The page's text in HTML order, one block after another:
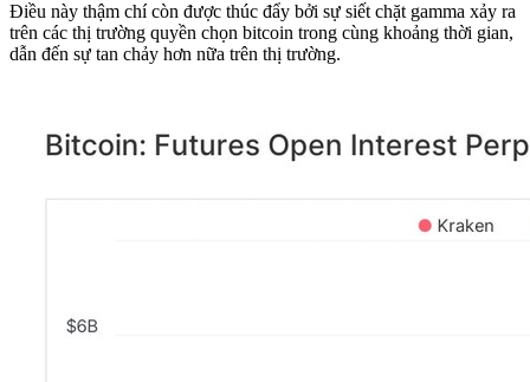
Điều này thậm chí còn được thúc đẩy bởi sự siết chặt gamma xảy ra
trên các thị trường quyền chọn bitcoin trong cùng khoảng thời gian,
dẫn đến sự tan chảy hơn nữa trên thị trường.